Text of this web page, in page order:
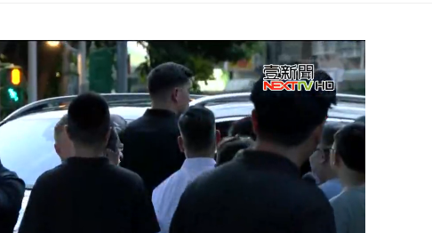
親節限定！ 「一鴨三吃」、「客家攪福」...
海豚海警！ 雨彈將炸台中以北 不排除明...